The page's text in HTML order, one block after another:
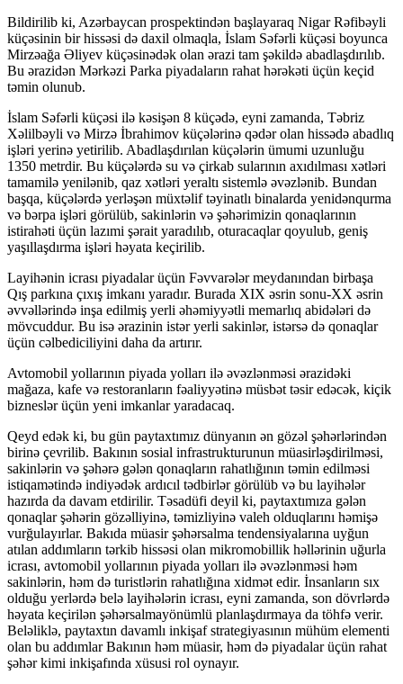
Bildirilib ki, Azərbaycan prospektindən başlayaraq Nigar Rəfibəyli
küçəsinin bir hissəsi də daxil olmaqla, İslam Səfərli küçəsi boyunca
Mirzəağa Əliyev küçəsinədək olan ərazi tam şəkildə abadlaşdırılıb.
Bu ərazidən Mərkəzi Parka piyadaların rahat hərəkəti üçün keçid
təmin olunub.
İslam Səfərli küçəsi ilə kəsişən 8 küçədə, eyni zamanda, Təbriz
Xəlilbəyli və Mirzə İbrahimov küçələrinə qədər olan hissədə abadlıq
işləri yerinə yetirilib. Abadlaşdırılan küçələrin ümumi uzunluğu
1350 metrdir. Bu küçələrdə su və çirkab sularının axıdılması xətləri
tamamilə yenilənib, qaz xətləri yeraltı sistemlə əvəzlənib. Bundan
başqa, küçələrdə yerləşən müxtəlif təyinatlı binalarda yenidənqurma
və bərpa işləri görülüb, sakinlərin və şəhərimizin qonaqlarının
istirahəti üçün lazımi şərait yaradılıb, oturacaqlar qoyulub, geniş
yaşıllaşdırma işləri həyata keçirilib.
Layihənin icrası piyadalar üçün Fəvvarələr meydanından birbaşa
Qış parkına çıxış imkanı yaradır. Burada XIX əsrin sonu-XX əsrin
əvvəllərində inşa edilmiş yerli əhəmiyyətli memarlıq abidələri də
mövcuddur. Bu isə ərazinin istər yerli sakinlər, istərsə də qonaqlar
üçün cəlbediciliyini daha da artırır.
Avtomobil yollarının piyada yolları ilə əvəzlənməsi ərazidəki
mağaza, kafe və restoranların fəaliyyətinə müsbət təsir edəcək, kiçik
bizneslər üçün yeni imkanlar yaradacaq.
Qeyd edək ki, bu gün paytaxtımız dünyanın ən gözəl şəhərlərindən
birinə çevrilib. Bakının sosial infrastrukturunun müasirləşdirilməsi,
sakinlərin və şəhərə gələn qonaqların rahatlığının təmin edilməsi
istiqamətində indiyədək ardıcıl tədbirlər görülüb və bu layihələr
hazırda da davam etdirilir. Təsadüfi deyil ki, paytaxtımıza gələn
qonaqlar şəhərin gözəlliyinə, təmizliyinə valeh olduqlarını həmişə
vurğulayırlar. Bakıda müasir şəhərsalma tendensiyalarına uyğun
atılan addımların tərkib hissəsi olan mikromobillik həllərinin uğurla
icrası, avtomobil yollarının piyada yolları ilə əvəzlənməsi həm
sakinlərin, həm də turistlərin rahatlığına xidmət edir. İnsanların sıx
olduğu yerlərdə belə layihələrin icrası, eyni zamanda, son dövrlərdə
həyata keçirilən şəhərsalmayönümlü planlaşdırmaya da töhfə verir.
Beləliklə, paytaxtın davamlı inkişaf strategiyasının mühüm elementi
olan bu addımlar Bakının həm müasir, həm də piyadalar üçün rahat
şəhər kimi inkişafında xüsusi rol oynayır.